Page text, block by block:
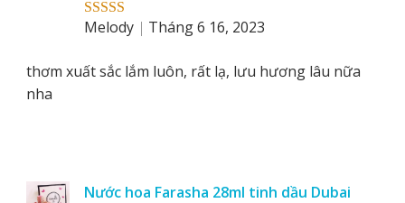
Rated5out
Melody
Tháng 6 16, 2023
thơm xuất sắc lắm luôn, rất lạ, lưu hương lâu nữa
nha
Nước hoa Farasha 28ml tinh dầu Dubai